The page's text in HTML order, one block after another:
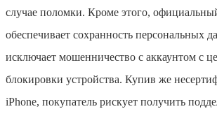
случае поломки. Кроме этого,
обеспечивает сохранность персональных
исключает мошенничество с аккаунтом с
блокировки устройства. Купив же
iPhone, покупатель рискует получить